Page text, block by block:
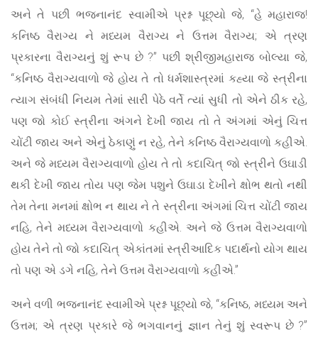
અને તે પછી ભજનાનંદ સ્વામીએ પ્રશ્ન પૂછ્યો જે, “હે મહારાજ!
કનિષ્ઠ વૈરાગ્ય ને મધ્યમ વૈરાગ્ય ને ઉત્તમ વૈરાગ્ય; એ ત્રણ
પ્રકારના વૈરાગ્યનું શું રૂપ છે ?” પછી શ્રીજીમહારાજ બોલ્યા જે,
“કનિષ્ઠ વૈરાગ્યવાળો જે હોય તે તો ધર્મશાસ્ત્રમાં કહ્યા જે સ્ત્રીના
ત્યાગ સંબંધી નિયમ તેમાં સારી પેઠે વર્તે ત્યાં સુધી તો એને ઠીક રહે,
પણ જો કોઈ સ્ત્રીના અંગને દેખી જાય તો તે અંગમાં એનું ચિત્ત
ચોંટી જાય અને એનું ઠેકાણું ન રહે, તેને કનિષ્ઠ વૈરાગ્યવાળો કહીએ.
અને જે મધ્યમ વૈરાગ્યવાળો હોય તે તો કદાચિત્ જો સ્ત્રીને ઉઘાડી
થકી દેખી જાય તોય પણ જેમ પશુને ઉઘાડા દેખીને ક્ષોભ થતો નથી
તેમ તેના મનમાં ક્ષોભ ન થાય ને તે સ્ત્રીના અંગમાં ચિત્ત ચોંટી જાય
નહિ, તેને મધ્યમ વૈરાગ્યવાળો કહીએ. અને જે ઉત્તમ વૈરાગ્યવાળો
હોય તેને તો જો કદાચિત્ એકાંતમાં સ્ત્રીઆદિક પદાર્થનો યોગ થાય
તો પણ એ ડગે નહિ, તેને ઉત્તમ વૈરાગ્યવાળો કહીએ.”
અને વળી ભજનાનંદ સ્વામીએ પ્રશ્ન પૂછ્યો જે, “કનિષ્ઠ, મધ્યમ અને
ઉત્તમ; એ ત્રણ પ્રકારે જે ભગવાનનું જ્ઞાન તેનું શું સ્વરૂપ છે ?”